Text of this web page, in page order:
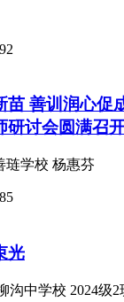
苗 善训润心
研讨会圆满召
琏学校 杨惠芬
光
沟中学校 2024级2